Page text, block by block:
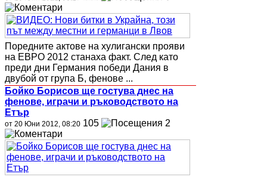
Поредните актове на хулигански прояви
на ЕВРО 2012 станаха факт. След като
преди дни Германия победи Дания в
двубой от група Б, фенове ...
Бойко Борисов ще гостува днес на
фенове, играчи и ръководството на
Етър
от 20 Юни 2012, 08:20 105 2